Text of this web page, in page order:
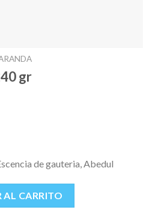
gr
de gauteria, Abedul
AL CARRITO